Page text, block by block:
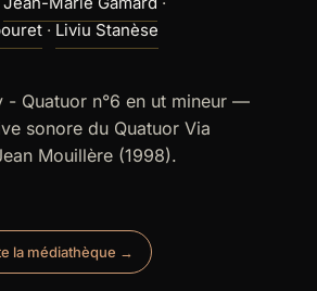
· Liviu Stanèse
- Quatuor n°6 en ut mineur —
sonore du Quatuor Via
Mouillère (1998).
la médiathèque →